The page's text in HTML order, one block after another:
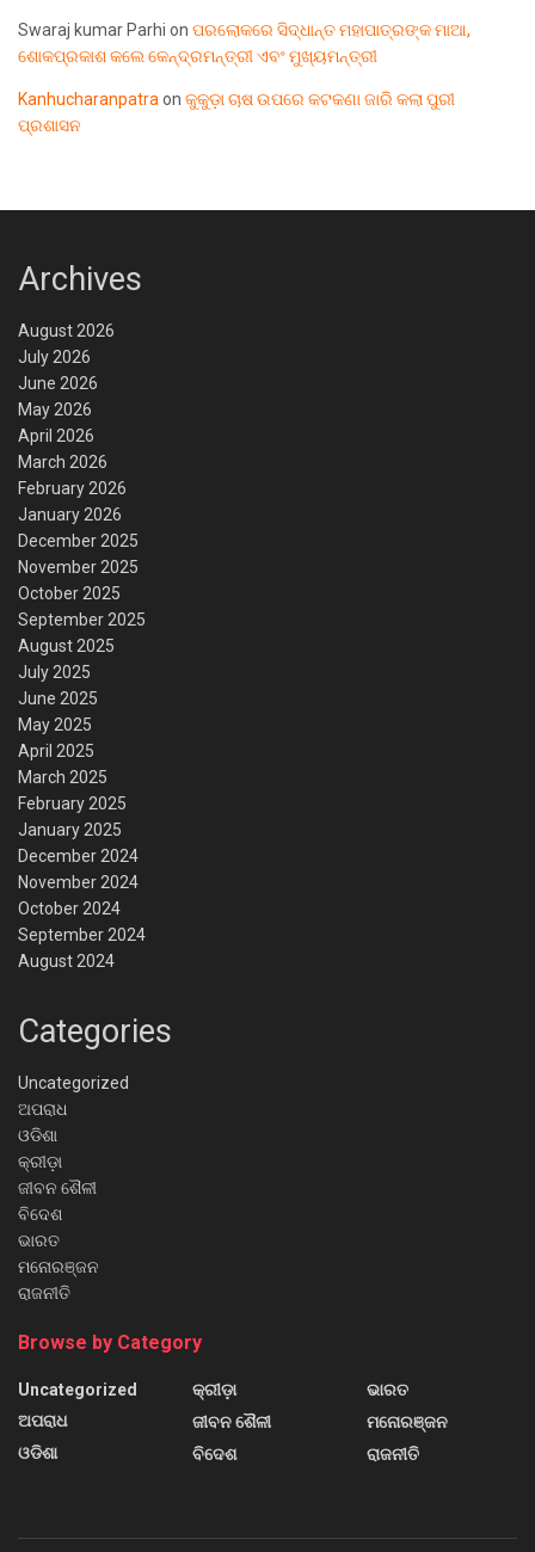
Swaraj kumar Parhi on ପରଲୋକରେ ସିଦ୍ଧାନ୍ତ ମହାପାତ୍ରଙ୍କ ମାଆ,
ଶୋକପ୍ରକାଶ କଲେ କେନ୍ଦ୍ରମନ୍ତ୍ରୀ ଏବଂ ମୁଖ୍ୟମନ୍ତ୍ରୀ
Kanhucharanpatraon କୁକୁଡ଼ା ଚାଷ ଉପରେ କଟକଣା ଜାରି କଲା ପୁରୀ
ପ୍ରଶାସନ
Archives
August 2026
July 2026
June 2026
May 2026
April 2026
March 2026
February 2026
January 2026
December 2025
November 2025
October 2025
September 2025
August 2025
July 2025
June 2025
May 2025
April 2025
March 2025
February 2025
January 2025
December 2024
November 2024
October 2024
September 2024
August 2024
Categories
Uncategorized
ଅପରାଧ
ଓଡିଶା
କ୍ରୀଡ଼ା
ଜୀବନ ଶୈଳୀ
ବିଦେଶ
ଭାରତ
ମନୋରଞ୍ଜନ
ରାଜନୀତି
Browse by Category
Uncategorized
ଅପରାଧ
ଓଡିଶା
କ୍ରୀଡ଼ା
ଜୀବନ ଶୈଳୀ
ବିଦେଶ
ଭାରତ
ମନୋରଞ୍ଜନ
ରାଜନୀତି